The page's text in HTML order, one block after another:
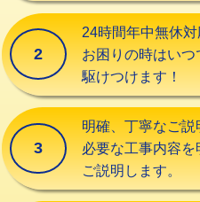
交換・取付(混合水栓（壁付・デ
式・ワンホール）)
交換・取付(排水栓・排水トラッ
（P/S/ポップアップ））
交換・取付（その他部品）
持込商品取付（単水栓）
2
24時間年中無休対
お困りの時はいつ
駆けつけます！
3
明確、丁寧なご説
必要な工事内容を
ご説明します。